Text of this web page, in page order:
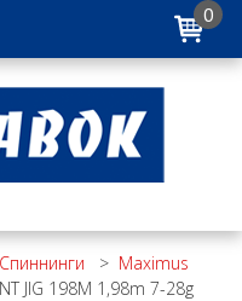
0
Спиннинги > Maximus
JIG 198M 1,98m 7-28g